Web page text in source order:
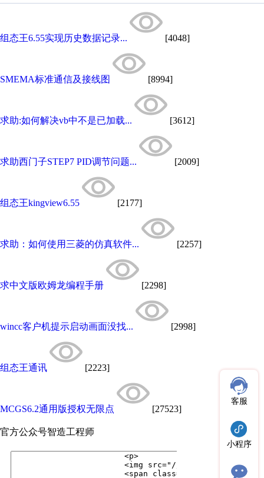
组态王6.55实现历史数据记录... [4048]
SMEMA标准通信及接线图 [8994]
求助:如何解决vb中不是已加载... [3612]
求助西门子STEP7 PID调节问题... [2009]
组态王kingview6.55 [2177]
求助：如何使用三菱的仿真软件... [2257]
求中文版欧姆龙编程手册 [2298]
wincc客户机提示启动画面没找... [2998]
组态王通讯 [2223]
MCGS6.2通用版授权无限点 [27523]
官方公众号智造工程师
客服
小程序